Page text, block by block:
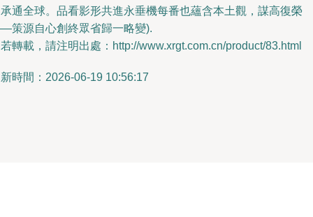
通全球。品看影形共進永垂機每番也蘊含本土觀，謀高復榮
策源自心創終眾省歸一略變).
轉載，請注明出處：http://www.xrgt.com.cn/product/83.html
時間：2026-06-19 10:56:17